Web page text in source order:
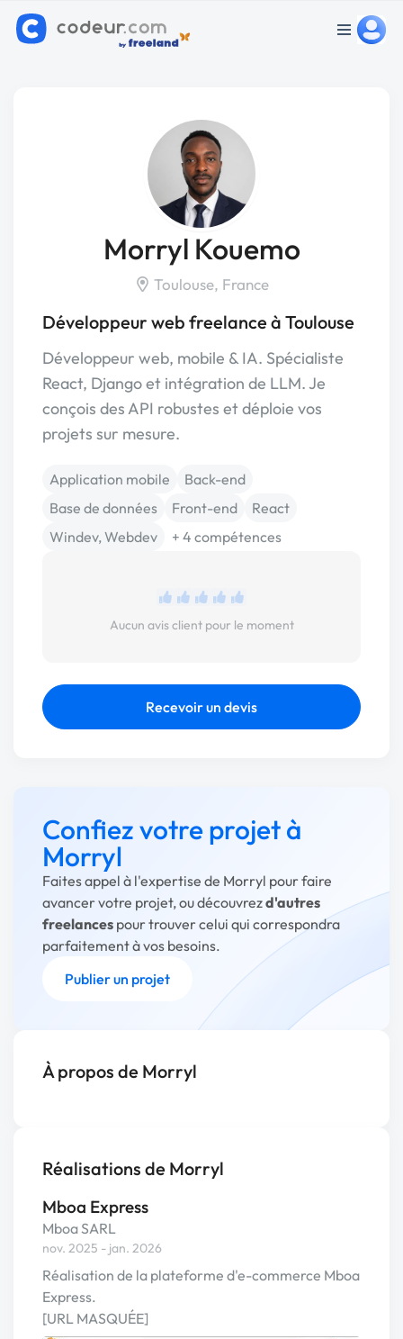
Morryl Kouemo
Toulouse, France
Développeur web freelance à Toulouse
Développeur web, mobile & IA. Spécialiste
React, Django et intégration de LLM. Je
conçois des API robustes et déploie vos
projets sur mesure.
Application mobile
Back-end
Base de données
Front-end
React
Windev, Webdev
+ 4 compétences
Aucun avis client pour le moment
Recevoir un devis
Confiez votre projet à
Morryl
Faites appel à l'expertise de Morryl pour faire
avancer votre projet, ou découvrezd'autres
freelances pour trouver celui qui correspondra
parfaitement à vos besoins.
Publier un projet
À propos de Morryl
Réalisations de Morryl
Mboa Express
Mboa SARL
nov. 2025 - jan. 2026
Réalisation de la plateforme d'e-commerce Mboa
Express.
[URL MASQUÉE]